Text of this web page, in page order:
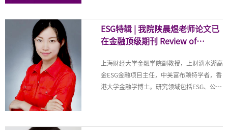
湖高金学院院长刘元春，学院双聘教授鲍晓
华、刘志阳、刘冲、徐龙炳（按姓氏拼音排
双聘教授魏航、杨金强，执行院长陈选娟入选
中国知网高被引学者Top5%。“2024年度知
网高被引学者”名单中国知网高被引学者
ESG特辑 | 我院陕晨煜老师论文已
在金融顶级期刊 Review of
上海财经大学金融学院副教授，上财滴水湖高
金ESG金融项目主任，中美富布赖特学者，香
港大学金融学博士。研究领域包括ESG、公司